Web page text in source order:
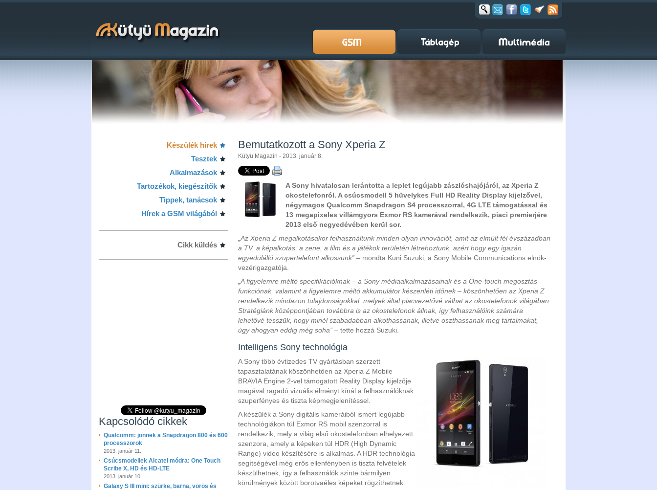
Készülék hírek
Tesztek
Alkalmazások
Tartozékok, kiegészítők
Tippek, tanácsok
Hírek a GSM világából
Cikk küldés
Kapcsolódó cikkek
Qualcomm: jönnek a Snapdragon 800 és 600
processzorok
2013. január 11.
Csúcsmodellek Alcatel módra: One Touch
Scribe X, HD és HD-LTE
2013. január 10.
Galaxy S III mini: szürke, barna, vörös és
Bemutatkozott a Sony Xperia Z
Kütyü Magazin - 2013. január 8.
A Sony hivatalosan lerántotta a leplet legújabb zászlóshajójáról, az Xperia Z
okostelefonról. A csúcsmodell 5 hüvelykes Full HD Reality Display kijelzővel,
négymagos Qualcomm Snapdragon S4 processzorral, 4G LTE támogatással és
13 megapixeles villámgyors Exmor RS kamerával rendelkezik, piaci premierjére
2013 első negyedévében kerül sor.
„Az Xperia Z megalkotásakor felhasználtunk minden olyan innovációt, amit az elmúlt fél évszázadban
a TV, a képalkotás, a zene, a film és a játékok területén létrehoztunk, azért hogy egy igazán
egyedülálló szupertelefont alkossunk” – mondta Kuni Suzuki, a Sony Mobile Communications elnök-
vezérigazgatója.
„A figyelemre méltó specifikációknak – a Sony médiaalkalmazásainak és a One-touch megosztás
funkciónak, valamint a figyelemre méltó akkumulátor készenléti időnek – köszönhetően az Xperia Z
rendelkezik mindazon tulajdonságokkal, melyek által piacvezetővé válhat az okostelefonok világában.
Stratégiánk középpontjában továbbra is az okostelefonok állnak, így felhasználóink számára
lehetővé tesszük, hogy minél szabadabban alkothassanak, illetve oszthassanak meg tartalmakat,
úgy ahogyan eddig még soha” – tette hozzá Suzuki.
Intelligens Sony technológia
A Sony több évtizedes TV gyártásban szerzett
tapasztalatának köszönhetően az Xperia Z Mobile
BRAVIA Engine 2-vel támogatott Reality Display kijelzője
magával ragadó vizuális élményt kínál a felhasználóknak
szuperfényes és tiszta képmegjelenítéssel.
A készülék a Sony digitális kameráiból ismert legújabb
technológiákon túl Exmor RS mobil szenzorral is
rendelkezik, mely a világ első okostelefonban elhelyezett
szenzora, amely a képeken túl HDR (High Dynamic
Range) video készítésére is alkalmas. A HDR technológia
segítségével még erős ellenfényben is tiszta felvételek
készülhetnek, így a felhasználók szinte bármilyen
körülmények között borotvaéles képeket rögzíthetnek.